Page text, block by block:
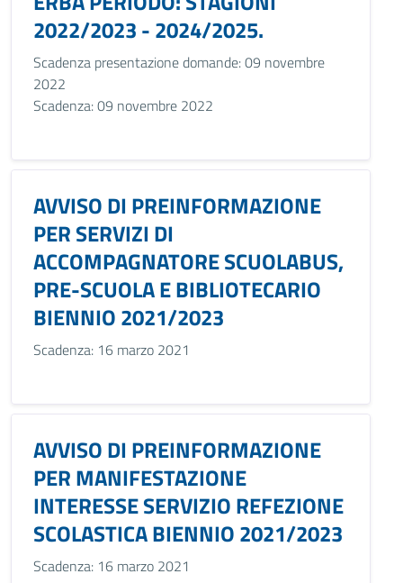
2022/2023 - 2024/2025.
Scadenza presentazione domande: 09 novembre
2022
Scadenza: 09 novembre 2022
AVVISO DI PREINFORMAZIONE
PER SERVIZI DI
ACCOMPAGNATORE SCUOLABUS,
PRE-SCUOLA E BIBLIOTECARIO
BIENNIO 2021/2023
Scadenza: 16 marzo 2021
AVVISO DI PREINFORMAZIONE
PER MANIFESTAZIONE
INTERESSE SERVIZIO REFEZIONE
SCOLASTICA BIENNIO 2021/2023
Scadenza: 16 marzo 2021